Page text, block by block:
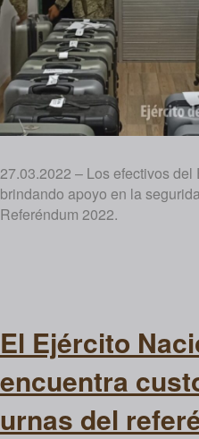
27.03.2022 – Los efectivos
brindando apoyo en la
Referéndum 2022.
El Ejército
encuentra
urnas del